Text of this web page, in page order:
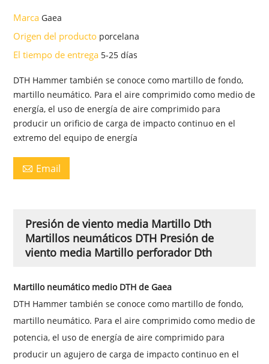
MarcaGaea
Origen del producto porcelana
El tiempo de entrega 5-25 días
DTH Hammer también se conoce como martillo de fondo,
martillo neumático. Para el aire comprimido como medio de
energía, el uso de energía de aire comprimido para
producir un orificio de carga de impacto continuo en el
extremo del equipo de energía
 Email
Presión de viento media Martillo Dth
Martillos neumáticos DTH Presión de
viento media Martillo perforador Dth
Martillo neumático medio DTH de Gaea
DTH Hammer también se conoce como martillo de fondo,
martillo neumático. Para el aire comprimido como medio de
potencia, el uso de energía de aire comprimido para
producir un agujero de carga de impacto continuo en el